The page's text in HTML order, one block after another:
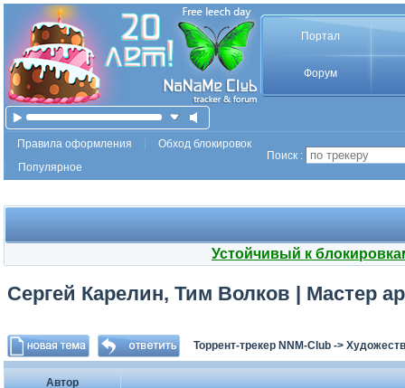
Портал
Форум
Правила оформления
Обход блокировок
Популярное
Поиск :
Устойчивый к
Сергей Карелин, Тим Волков | Мастер
Торрент-трекер NNM-Club ->
Автор